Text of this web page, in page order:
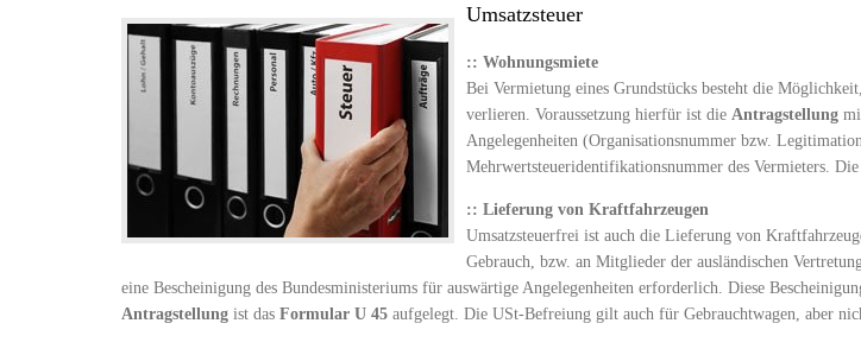
Umsatzsteuer
:: Wohnungsmiete
Bei Vermietung eines Grundstücks besteht die
verlieren. Voraussetzung hierfür ist die Antragstellung
Angelegenheiten (Organisationsnummer bzw.
Mehrwertsteueridentifikationsnummer des Vermieters.
:: Lieferung von Kraftfahrzeugen
Umsatzsteuerfrei ist auch die Lieferung von
Gebrauch, bzw. an Mitglieder der ausländischen
eine Bescheinigung des Bundesministeriums für auswärtige Angelegenheiten erforderlich. Diese
Antragstellung ist das Formular U 45 aufgelegt. Die USt-Befreiung gilt auch für Gebrauchtwagen, aber